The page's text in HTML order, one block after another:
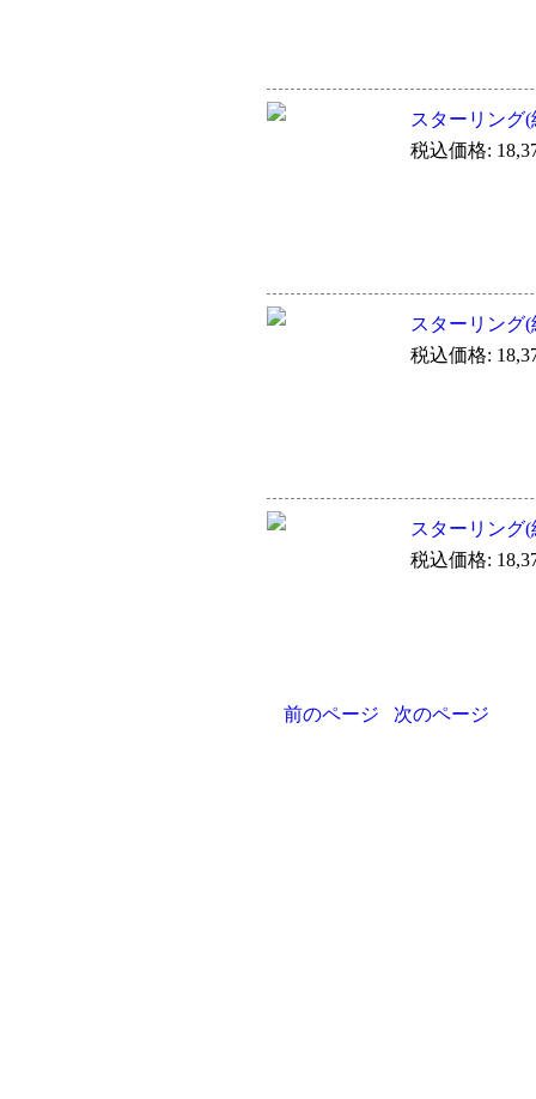
スターリング
税込価格:
スターリング
税込価格:
スターリング
税込価格:
前のページ 次のページ